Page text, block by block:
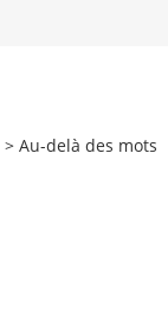
> Au-delà des mots